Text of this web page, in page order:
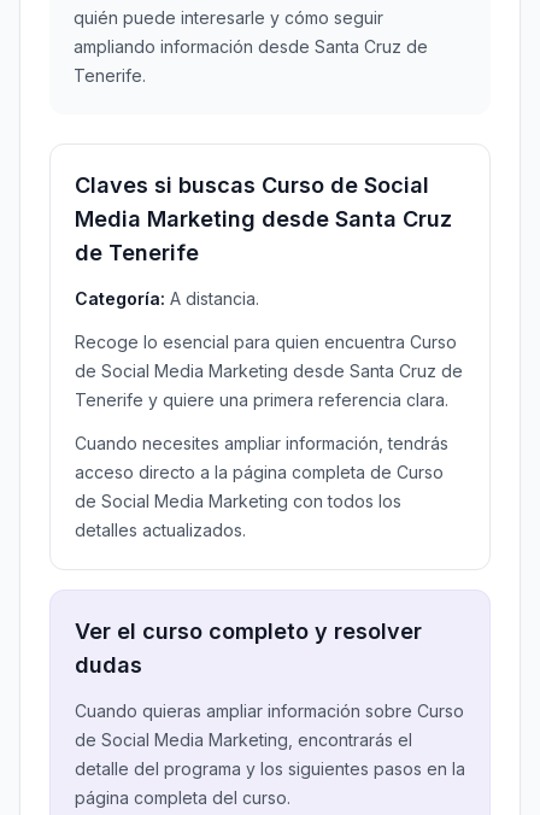
quién puede interesarle y cómo seguir
ampliando información desde Santa Cruz de
Tenerife.
Claves si buscas Curso de Social
Media Marketing desde Santa Cruz
de Tenerife
Categoría: A distancia.
Recoge lo esencial para quien encuentra Curso
de Social Media Marketing desde Santa Cruz de
Tenerife y quiere una primera referencia clara.
Cuando necesites ampliar información, tendrás
acceso directo a la página completa de Curso
de Social Media Marketing con todos los
detalles actualizados.
Ver el curso completo y resolver
dudas
Cuando quieras ampliar información sobre Curso
de Social Media Marketing, encontrarás el
detalle del programa y los siguientes pasos en la
página completa del curso.